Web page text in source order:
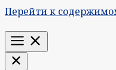
Перейти к
Меню